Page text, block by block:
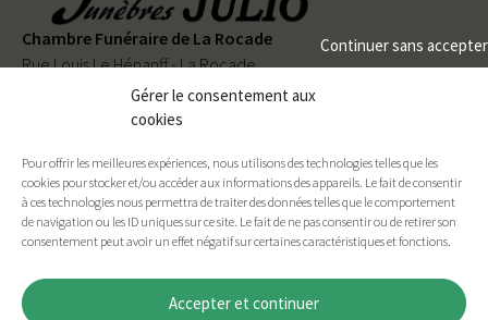
Gérer le consentement aux
cookies
Pour offrir les meilleures expériences, nous utilisons des technologies telles que les
cookies pour stocker et/ou accéder aux informations des appareils. Le fait de consentir
à ces technologies nous permettra de traiter des données telles que le comportement
de navigation ou les ID uniques sur ce site. Le fait de ne pas consentir ou de retirer son
consentement peut avoir un effet négatif sur certaines caractéristiques et fonctions.
Accepter et continuer
Continuer sans accepter
Chambre Funéraire de La Rocade
Rue Louis Le Hénanff - La Rocade
56330 PLUVIGNER
02 97 50 90 80
Permanence téléphonique24h/24et7j/7